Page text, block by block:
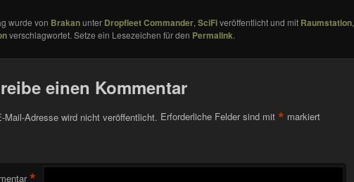
wurde von Brakanunter Dropfleet Commander,SciFiveröffentlicht und mit Raumstation,
verschlagwortet. Setze ein Lesezeichen für den Permalink.
einen Kommentar
Mail-Adresse wird nicht veröffentlicht. Erforderliche Felder sind mit * markiert